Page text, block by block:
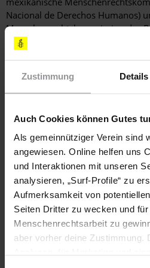
Zustimmung Details
Auch Cookies können Gutes
Als gemeinnütziger Verein sind
angewiesen. Online helfen uns
und Interaktionen mit unseren
analysieren, „Surf-Profile“ zu
Aufmerksamkeit von
Seiten Dritter zu wecken und
Menschenrechtsarbeit zu
aber vorher deine Zustimmung.
Nacional de Derechos Humanos)
Menschenrechtskommission des
(Comisión Estatal de Derechos
ergreifen. Die CEDH Puebla
Schutzanordnung einseitig
Mitglieder neu zu bewerten.
[EMPFOHLENE AKTIONEN]
SCHREIBEN SIE BITTE E-MAILS,
MIT FOLGENDEN FORDERUNGEN
Ich sorge mich sehr um die
Morales Montaño, Blanca
Familienangehörigen und